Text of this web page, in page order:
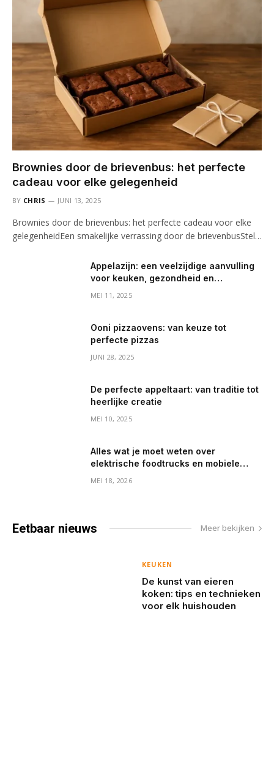
Brownies door de brievenbus: het perfecte
cadeau voor elke gelegenheid
BY CHRIS JUNI 13, 2025
Brownies door de brievenbus: het perfecte cadeau voor elke
gelegenheidEen smakelijke verrassing door de brievenbusStel…
Appelazijn: een veelzijdige aanvulling
voor keuken, gezondheid en
MEI 11, 2025
Ooni pizzaovens: van keuze tot
perfecte pizzas
JUNI 28, 2025
De perfecte appeltaart: van traditie tot
heerlijke creatie
MEI 10, 2025
Alles wat je moet weten over
elektrische foodtrucks en mobiele
MEI 18, 2026
Eetbaar nieuws Meer bekijken
KEUKEN
De kunst van eieren
koken: tips en technieken
voor elk huishouden